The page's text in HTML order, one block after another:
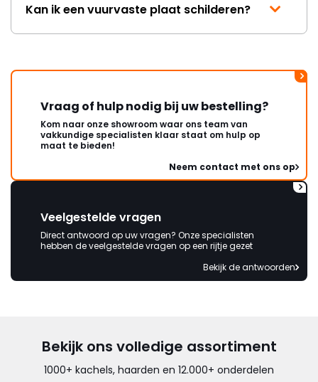
Kan ik een vuurvaste plaat schilderen?
Vraag of hulp nodig bij uw bestelling?
Kom naar onze showroom waar ons team van
vakkundige specialisten klaar staat om hulp op
maat te bieden!
Neem contact met ons op
Veelgestelde vragen
Direct antwoord op uw vragen? Onze specialisten
hebben de veelgestelde vragen op een rijtje gezet
Bekijk de antwoorden
Bekijk ons volledige assortiment
1000+ kachels, haarden en 12.000+ onderdelen